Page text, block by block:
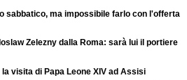
sabbatico, ma impossibile farlo con l'offerta
Zelezny dalla Roma: sarà lui il portiere
visita di Papa Leone XIV ad Assisi